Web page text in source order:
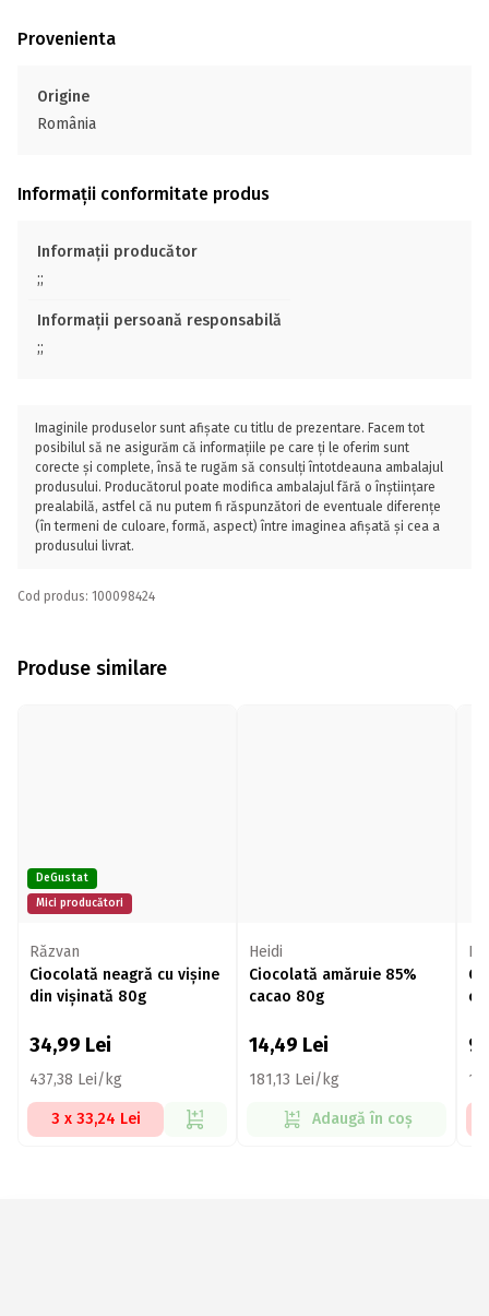
Provenienta
Origine
România
Informații conformitate produs
Informații producător
;;
Informații persoană responsabilă
;;
Imaginile produselor sunt afișate cu titlu de prezentare. Facem tot
posibilul să ne asigurăm că informațiile pe care ți le oferim sunt
corecte și complete, însă te rugăm să consulți întotdeauna ambalajul
produsului. Producătorul poate modifica ambalajul fără o înștiințare
prealabilă, astfel că nu putem fi răspunzători de eventuale diferențe
(în termeni de culoare, formă, aspect) între imaginea afișată și cea a
produsului livrat.
Cod produs: 100098424
Produse similare
DeGustat
Mici producători
Răzvan
Ciocolată neagră cu vișine
din vișinată 80g
34,99 Lei
437,38 Lei/kg
3 x 33,24 Lei
Heidi
Ciocolată amăruie 85%
cacao 80g
14,49 Lei
181,13 Lei/kg
Adaugă în coș